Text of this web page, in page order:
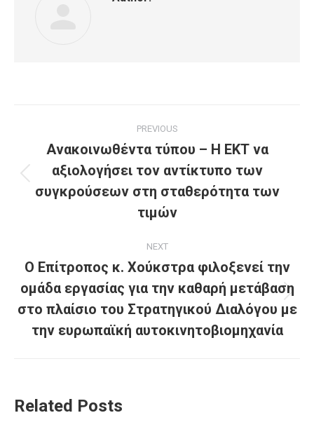
navigation
PREVIOUS
post:
Ανακοινωθέντα τύπου – Η ΕΚΤ να
αξιολογήσει τον αντίκτυπο των
συγκρούσεων στη σταθερότητα των
τιμών
NEXT
Next
post:
Ο Επίτροπος κ. Χούκστρα φιλοξενεί την
ομάδα εργασίας για την καθαρή μετάβαση
στο πλαίσιο του Στρατηγικού Διαλόγου με
την ευρωπαϊκή αυτοκινητοβιομηχανία
Related Posts